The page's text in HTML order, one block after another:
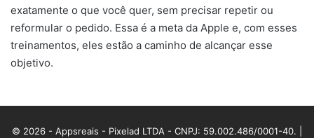
exatamente o que você quer, sem precisar repetir ou
reformular o pedido. Essa é a meta da Apple e, com esses
treinamentos, eles estão a caminho de alcançar esse
objetivo.
© 2026 - Appsreais - Pixelad LTDA - CNPJ: 59.002.486/0001-40. |